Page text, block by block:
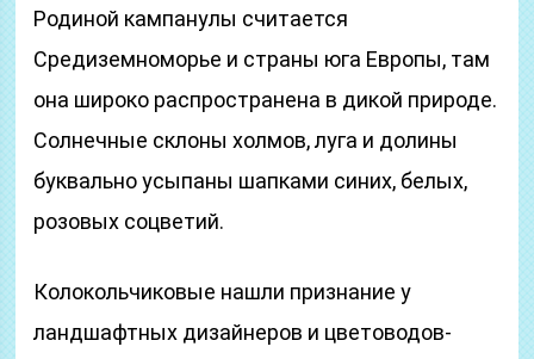
Родиной кампанулы считается
Средиземноморье и страны юга Европы, там
она широко распространена в дикой природе.
Солнечные склоны холмов, луга и долины
буквально усыпаны шапками синих, белых,
розовых соцветий.
Колокольчиковые нашли признание у
ландшафтных дизайнеров и цветоводов-